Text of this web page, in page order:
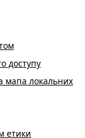
доступу
мапа локальних
етики